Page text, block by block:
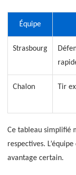
Équipe
Strasbourg
Chalon Tir
Ce tableau simplifié
respectives.
avantage certain.